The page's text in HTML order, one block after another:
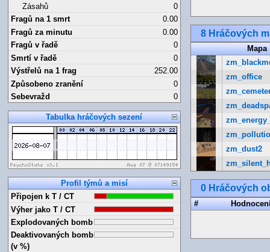
Zásahů
0
Fragů na 1 smrt
0.00
Fragů za minutu
0.00
Fragů v řadě
0
Smrtí v řadě
0
Výstřelů na 1 frag
252.00
Způsobeno zranění
0
Sebevražd
0
Tabulka hráčových sezení
Profil týmů a misí
Připojen k T / CT
Výher jako T / CT
Explodovaných bomb
Deaktivovaných bomb
(v %)
8 Hráčových
Mapa
zm_office
zm_dust2
0 Hráčových
#